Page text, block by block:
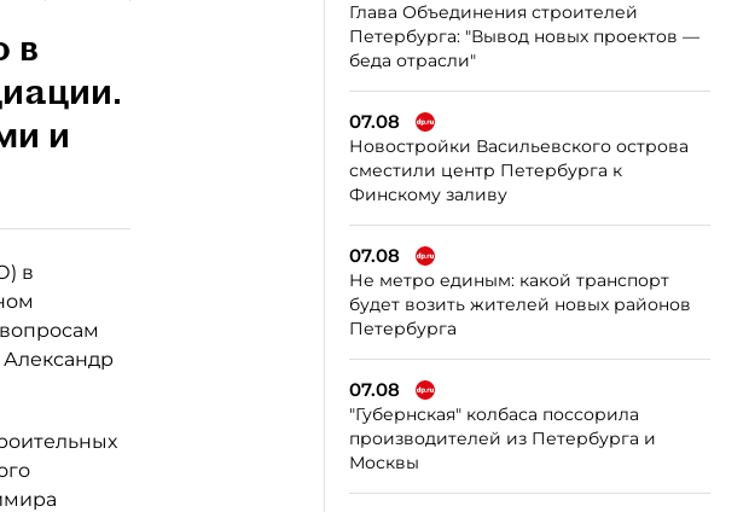
в
и
в
Александр
Глава Объединения строителей
Петербурга: "Вывод новых проектов —
беда отрасли"
07.08
Новостройки Васильевского острова
сместили центр Петербурга к
Финскому заливу
07.08
Не метро единым: какой транспорт
будет возить жителей новых районов
Петербурга
07.08
"Губернская" колбаса поссорила
производителей из Петербурга и
Москвы